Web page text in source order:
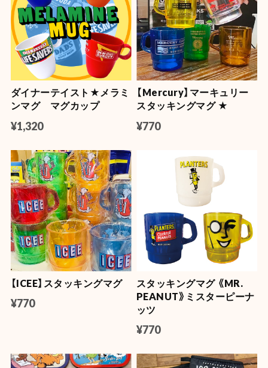
ダイナーテイスト★メラミ
ンマグ マグカップ
¥1,320
【Mercury】マーキュリー
スタッキングマグ ★
¥770
【ICEE】スタッキングマグ
¥770
スタッキングマグ 《MR.
PEANUT》ミスターピーナ
ッツ
¥770